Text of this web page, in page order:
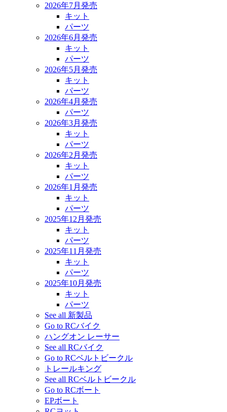
2026年7月発売
キット
パーツ
2026年6月発売
キット
パーツ
2026年5月発売
キット
パーツ
2026年4月発売
パーツ
2026年3月発売
キット
パーツ
2026年2月発売
キット
パーツ
2026年1月発売
キット
パーツ
2025年12月発売
キット
パーツ
2025年11月発売
キット
パーツ
2025年10月発売
キット
パーツ
See all 新製品
Go to RCバイク
ハングオン レーサー
See all RCバイク
Go to RCベルトビークル
トレールキング
See all RCベルトビークル
Go to RCボート
EPボート